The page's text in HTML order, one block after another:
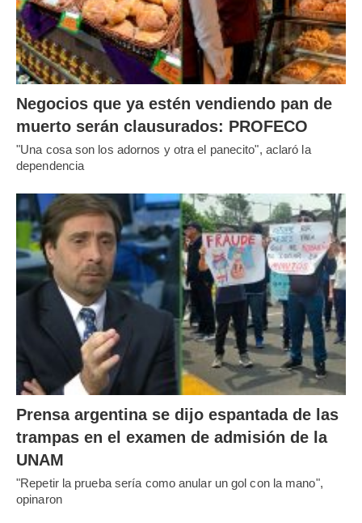
Negocios que ya estén vendiendo pan de
muerto serán clausurados: PROFECO
"Una cosa son los adornos y otra el panecito", aclaró la
dependencia
Prensa argentina se dijo espantada de las
trampas en el examen de admisión de la
UNAM
"Repetir la prueba sería como anular un gol con la mano",
opinaron